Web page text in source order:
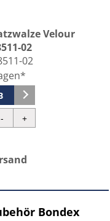
Velour
02
02
Bondex